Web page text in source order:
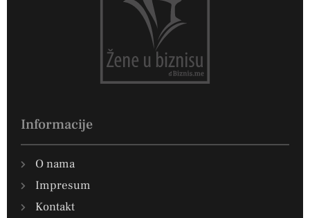
Informacije
O nama
Impresum
Kontakt